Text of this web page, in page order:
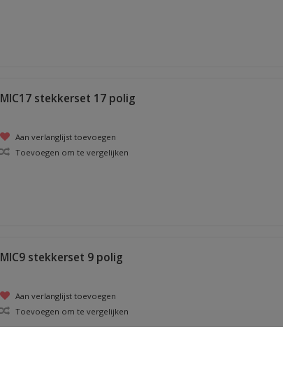
MIC17 stekkerset 17 polig
Aan verlanglijst toevoegen
Toevoegen om te vergelijken
MIC9 stekkerset 9 polig
Aan verlanglijst toevoegen
Toevoegen om te vergelijken